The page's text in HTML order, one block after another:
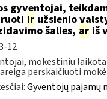
gyventojai,
iružsienio
šalies, ariš
12
mokestiniu
perskaičiuoti
Gyventojų pajamų